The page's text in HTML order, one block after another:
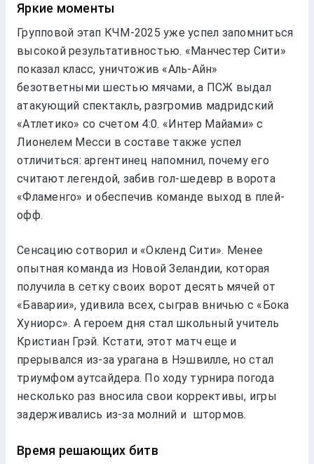
Яркие моменты
Групповой этап КЧМ-2025 уже успел запомниться
высокой результативностью. «Манчестер Сити»
показал класс, уничтожив «Аль-Айн»
безответными шестью мячами, а ПСЖ выдал
атакующий спектакль, разгромив мадридский
«Атлетико» со счетом 4:0. «Интер Майами» с
Лионелем Месси в составе также успел
отличиться: аргентинец напомнил, почему его
считают легендой, забив гол-шедевр в ворота
«Фламенго» и обеспечив команде выход в плей-
офф.
Сенсацию сотворил и «Окленд Сити». Менее
опытная команда из Новой Зеландии, которая
получила в сетку своих ворот десять мячей от
«Баварии», удивила всех, сыграв вничью с «Бока
Хуниорс». А героем дня стал школьный учитель
Кристиан Грэй. Кстати, этот матч еще и
прерывался из-за урагана в Нэшвилле, но стал
триумфом аутсайдера. По ходу турнира погода
несколько раз вносила свои коррективы, игры
задерживались из-за молний и штормов.
Время решающих битв